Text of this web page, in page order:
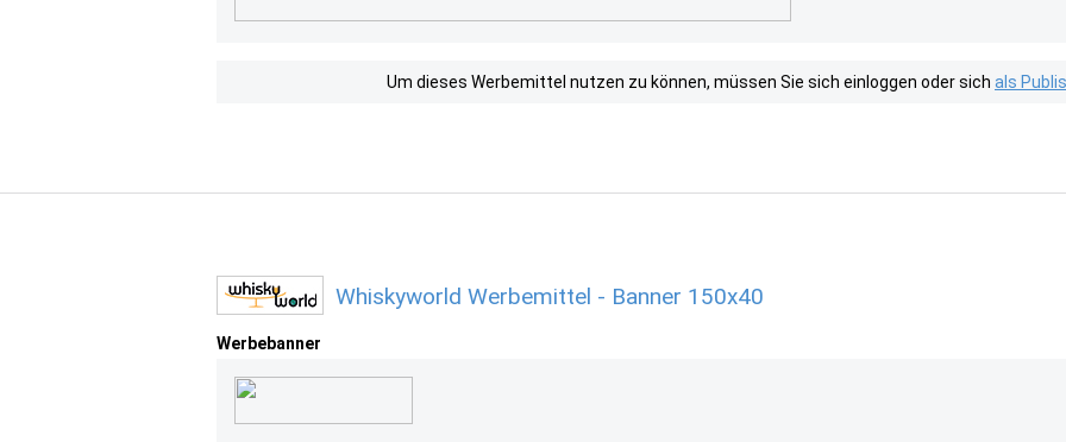
Um dieses Werbemittel nutzen zu können, müssen Sie sich einloggen oder sich als
Whiskyworld Werbemittel - Banner 150x40
Werbebanner